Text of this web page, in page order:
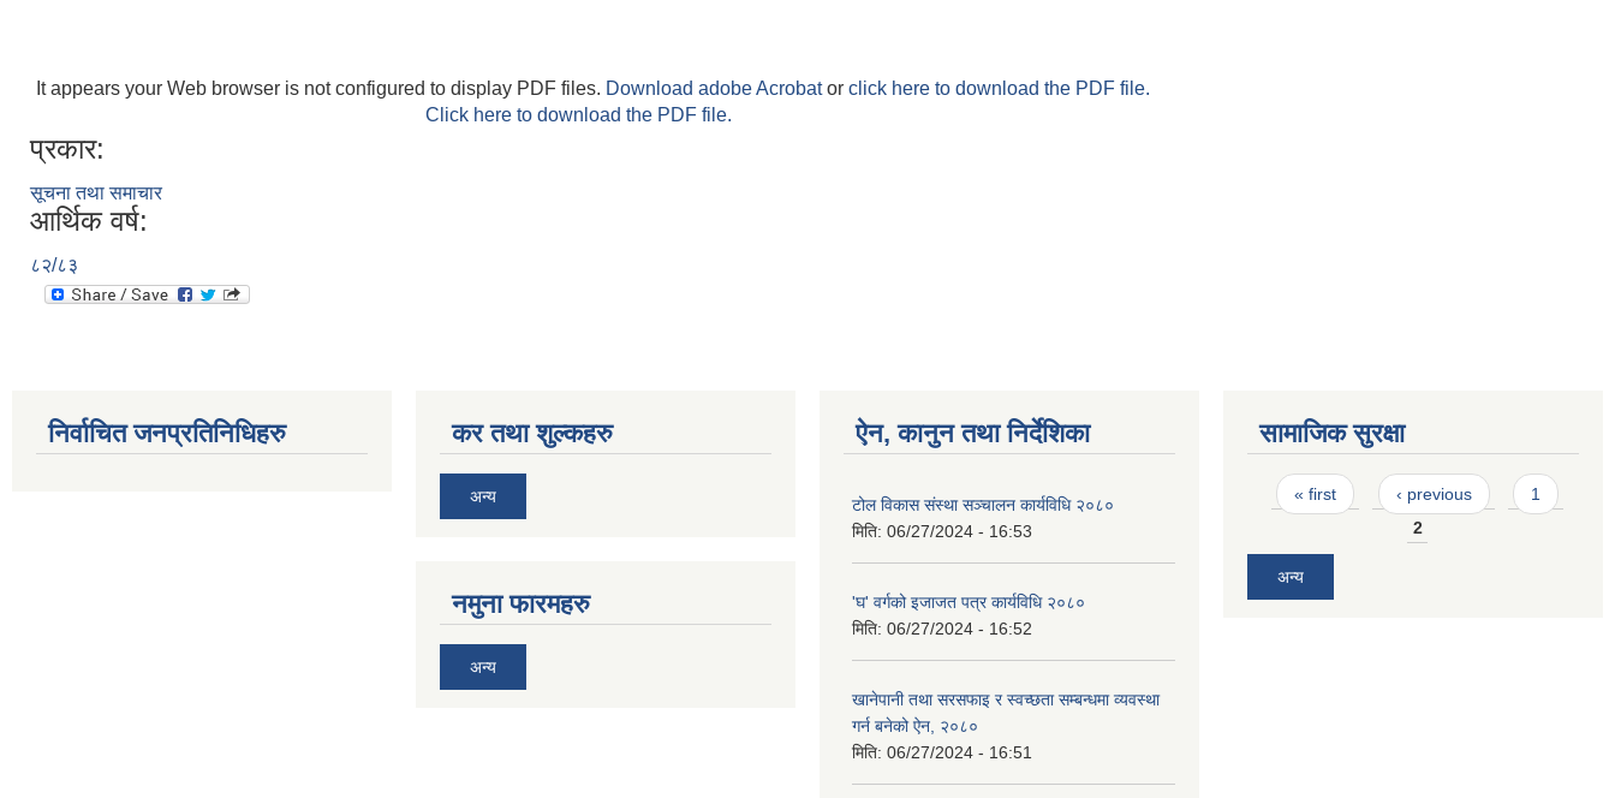
It appears your Web browser is not configured to display PDF files. Download adobe Acrobator click here to download the PDF file.
Click here to download the PDF file.
प्रकार:
सूचना तथा समाचार
आर्थिक वर्ष:
८२/८३
निर्वाचित जनप्रतिनिधिहरु कर तथा शुल्कहरु
अन्य
नमुना फारमहरु
अन्य
ऐन, कानुन तथा निर्देशिका
टोल विकास संस्था सञ्चालन कार्यविधि २०८०
मिति: 06/27/2024 - 16:53
'घ' वर्गको इजाजत पत्र कार्यविधि २०८०
मिति: 06/27/2024 - 16:52
खानेपानी तथा सरसफाइ र स्वच्छता सम्बन्धमा व्यवस्था
गर्न बनेको ऐन, २०८०
मिति: 06/27/2024 - 16:51
सामाजिक सुरक्षा
Pages
« first ‹ previous
1
2
अन्य